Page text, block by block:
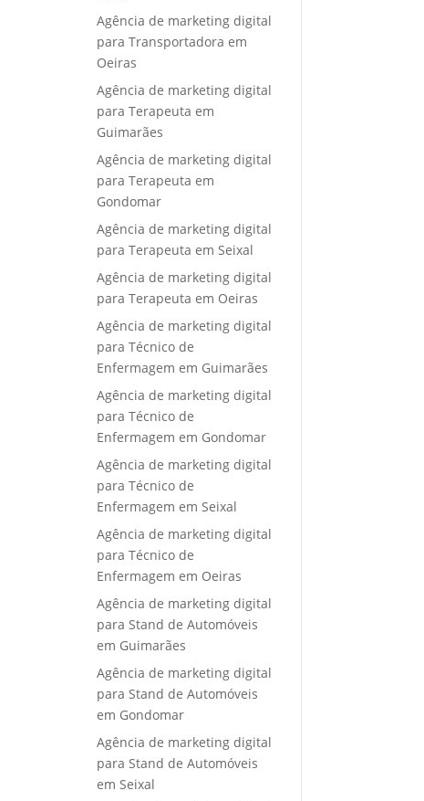
Agência de marketing digital
para Transportadora em
Oeiras
Agência de marketing digital
para Terapeuta em
Guimarães
Agência de marketing digital
para Terapeuta em
Gondomar
Agência de marketing digital
para Terapeuta em Seixal
Agência de marketing digital
para Terapeuta em Oeiras
Agência de marketing digital
para Técnico de
Enfermagem em Guimarães
Agência de marketing digital
para Técnico de
Enfermagem em Gondomar
Agência de marketing digital
para Técnico de
Enfermagem em Seixal
Agência de marketing digital
para Técnico de
Enfermagem em Oeiras
Agência de marketing digital
para Stand de Automóveis
em Guimarães
Agência de marketing digital
para Stand de Automóveis
em Gondomar
Agência de marketing digital
para Stand de Automóveis
em Seixal